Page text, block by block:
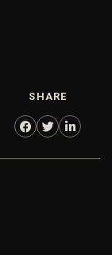
SHARE